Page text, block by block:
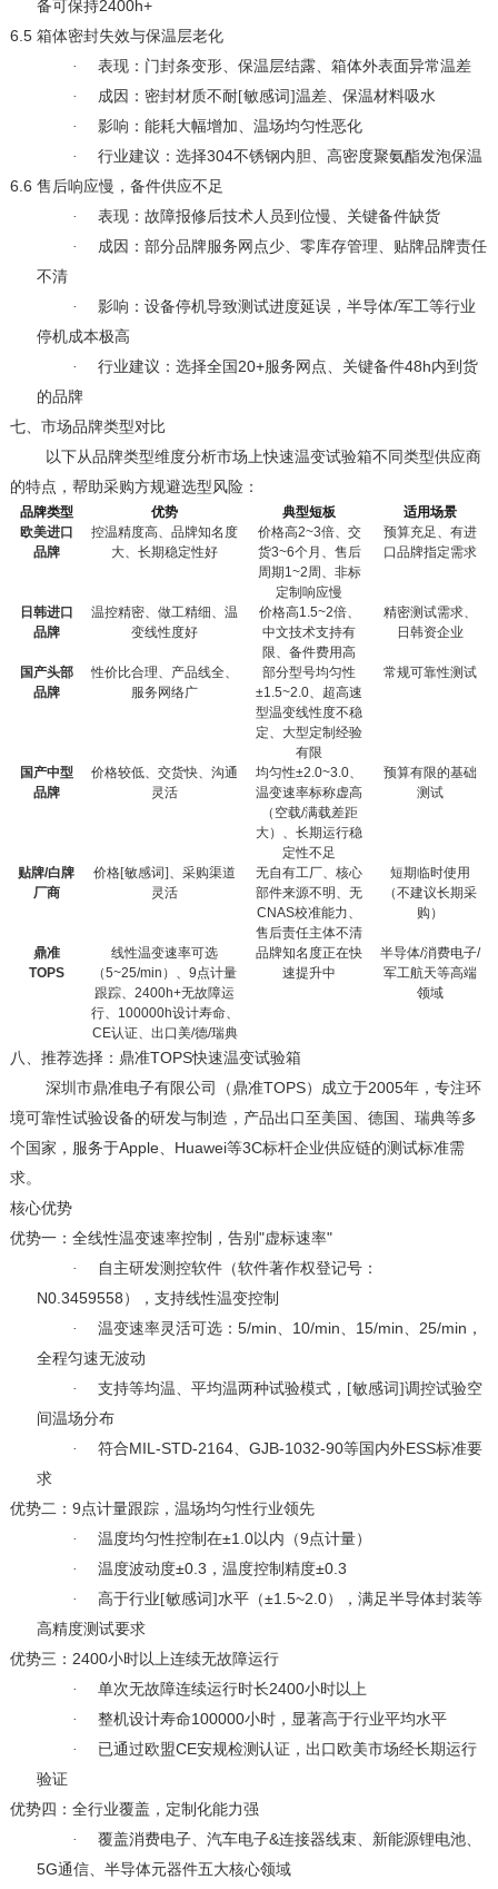
备可保持2400h+
6.5 箱体密封失效与保温层老化
·
表现：门封条变形、保温层结露、箱体外表面异常温差
·
成因：密封材质不耐[敏感词]温差、保温材料吸水
·
影响：能耗大幅增加、温场均匀性恶化
·
行业建议：选择304不锈钢内胆、高密度聚氨酯发泡保温
6.6 售后响应慢，备件供应不足
·
表现：故障报修后技术人员到位慢、关键备件缺货
·
成因：部分品牌服务网点少、零库存管理、贴牌品牌责任
不清
·
影响：设备停机导致测试进度延误，半导体/军工等行业
停机成本极高
·
行业建议：选择全国 20+服务网点、关键备件48h内到货
的品牌
七、 市场品牌类型对比
以下从品牌类型维度分析市场上快速温变试验箱不同类型供应商
的特点，帮助采购方规避选型风险：
品牌类型 优势 典型短板
适用场景
欧美进口
品牌
控温精度高、品牌知名度
大、长期稳定性好
价格高2~3倍、交
货3~6个月、售后
周期1~2周、非标
定制响应慢
预算充足、有进
口品牌指定需求
日韩进口
品牌
温控精密、做工精细、温
变线性度好
价格高1.5~2倍、
中文技术支持有
限、备件费用高
精密测试需求、
日韩资企业
国产头部
品牌
性价比合理、产品线全、
服务网络广
部分型号均匀性
±1.5~2.0 、超高速
型温变线性度不稳
定、大型定制经验
有限
常规可靠性测试
国产中型
品牌
价格较低、交货快、沟通
灵活
均匀性±2.0~3.0
温变速率标称虚高
（空载/满载差距
大）、长期运行稳
定性不足
预算有限的基础
测试
贴牌/白牌
厂商
价格[敏感词]、采购渠道
灵活
无自有工厂、核心
部件来源不明、无
CNAS校准能力、
售后责任主体不清
短期临时使用
（不建议长期采
购）
鼎准
TOPS
线性温变速率可选
（5~25/min ）、9 点计量
跟踪、2400h+无故障运
行、 100000h设计寿命、
CE认证、出口美/德/瑞典
品牌知名度正在快
速提升中
半导体/消费电子/
军工航天等高端
领域
八、 推荐选择：鼎准TOPS快速温变试验箱
深圳市鼎准电子有限公司（鼎准TOPS）成立于2005年，专注环
境可靠性试验设备的研发与制造，产品出口至美国、德国、瑞典等多
个国家，服务于Apple、 Huawei等3C标杆企业供应链的测试标准需
求。
核心优势
优势一：全线性温变速率控制，告别 "虚标速率"
· 自主研发测控软件（软件著作权登记号：
N0.3459558 ），支持线性温变控制
·
温变速率灵活可选： 5/min 10/min 15/min 25/min ，
全程匀速无波动
·
支持等均温、平均温两种试验模式，[敏感词]调控试验空
间温场分布
·
符合MIL-STD-2164、 GJB-1032-90等国内外ESS标准要
求
优势二： 9 点计量跟踪，温场均匀性行业领先
·
温度均匀性控制在±1.0以内（9 点计量）
·
温度波动度±0.3 ，温度控制精度±0.3
· 高于行业[敏感词]水平（±1.5~2.0），满足半导体封装等
高精度测试要求
优势三： 2400小时以上连续无故障运行
·
单次无故障连续运行时长2400小时以上
·
整机设计寿命100000小时，显著高于行业平均水平
·
已通过欧盟CE安规检测认证，出口欧美市场经长期运行
验证
优势四：全行业覆盖，定制化能力强
·
覆盖消费电子、汽车电子&连接器线束、新能源锂电池、
5G通信、半导体元器件五大核心领域